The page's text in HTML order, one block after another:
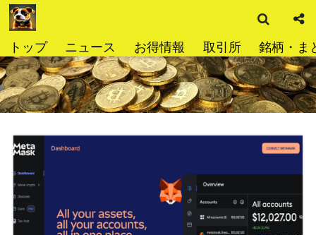
コ
ン
ン
ツ
へ
ス
トップ ニュース お得情報 取引所 銘柄・ま
索